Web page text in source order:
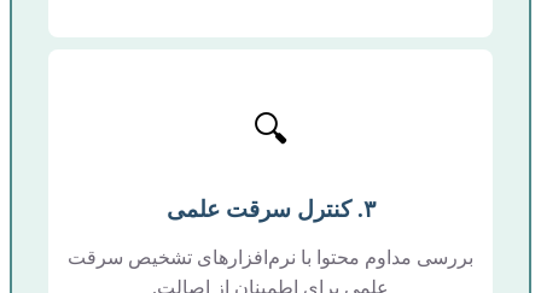
🔍
۳. کنترل سرقت علمی
بررسی مداوم محتوا با نرم‌افزارهای تشخیص سرقت
علمی برای اطمینان از اصالت.